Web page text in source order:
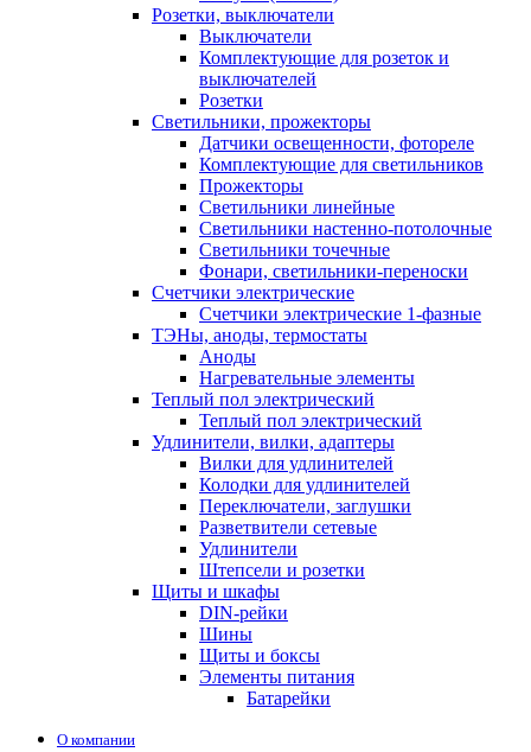
Розетки, выключатели
Выключатели
Комплектующие для розеток и
выключателей
Розетки
Светильники, прожекторы
Датчики освещенности, фотореле
Комплектующие для светильников
Прожекторы
Светильники линейные
Светильники настенно-потолочные
Светильники точечные
Фонари, светильники-переноски
Счетчики электрические
Счетчики электрические 1-фазные
ТЭНы, аноды, термостаты
Аноды
Нагревательные элементы
Теплый пол электрический
Теплый пол электрический
Удлинители, вилки, адаптеры
Вилки для удлинителей
Колодки для удлинителей
Переключатели, заглушки
Разветвители сетевые
Удлинители
Штепсели и розетки
Щиты и шкафы
DIN-рейки
Шины
Щиты и боксы
Элементы питания
Батарейки
О компании